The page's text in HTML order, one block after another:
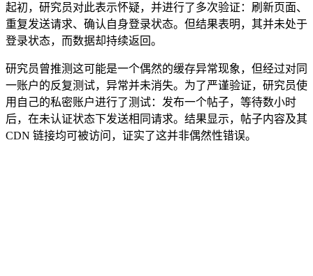
起初，研究员对此表示怀疑，并进行了多次验证：刷新页面、
重复发送请求、确认自身登录状态。但结果表明，其并未处于
登录状态，而数据却持续返回。
研究员曾推测这可能是一个偶然的缓存异常现象，但经过对同
一账户的反复测试，异常并未消失。为了严谨验证，研究员使
用自己的私密账户进行了测试：发布一个帖子，等待数小时
后，在未认证状态下发送相同请求。结果显示，帖子内容及其
CDN 链接均可被访问，证实了这并非偶然性错误。